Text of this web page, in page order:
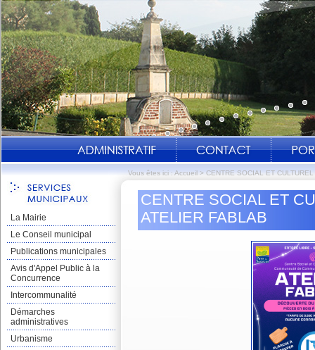
Vous êtes ici : Accueil > CENTRE SOCIAL ET
La Mairie
Le Conseil municipal
Publications municipales
Avis d'Appel Public à la
Concurrence
Intercommunalité
Démarches
administratives
Urbanisme
CENTRE SOCIAL ET
ATELIER FABLAB